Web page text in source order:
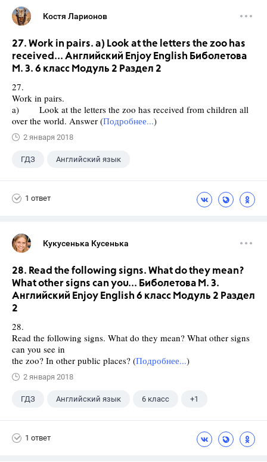
Костя Ларионов
27. Work in pairs. a) Look at the letters the zoo has
received... Английский Enjoy English Биболетова
М. З. 6 класс Модуль 2 Раздел 2
27.
Work in pairs.
a) Look at the letters the zoo has received from children all
over the world. Answer (Подробнее...)
2 января 2018
ГДЗ Английский язык
1 ответ
Кукусенька Кусенька
28. Read the following signs. What do they mean?
What other signs can you... Биболетова М. З.
Английский Enjoy English 6 класс Модуль 2 Раздел
2
28.
Read the following signs. What do they mean? What other signs
can you see in
the zoo? In other public places? (Подробнее...)
2 января 2018
ГДЗ Английский язык 6 класс +1
1 ответ